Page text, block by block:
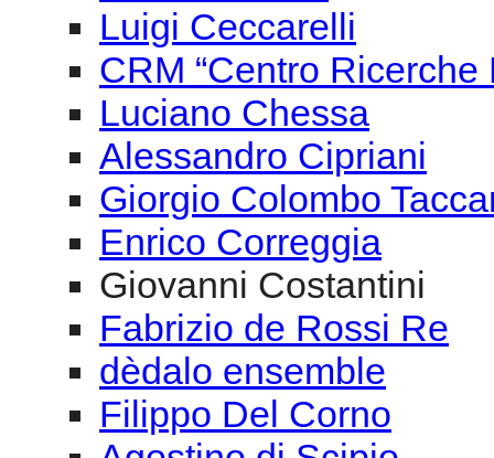
Luigi Ceccarelli
CRM “Centro Ricerche
Luciano Chessa
Alessandro Cipriani
Giorgio Colombo
Enrico Correggia
Giovanni Costantini
Fabrizio de Rossi Re
dèdalo ensemble
Filippo Del Corno